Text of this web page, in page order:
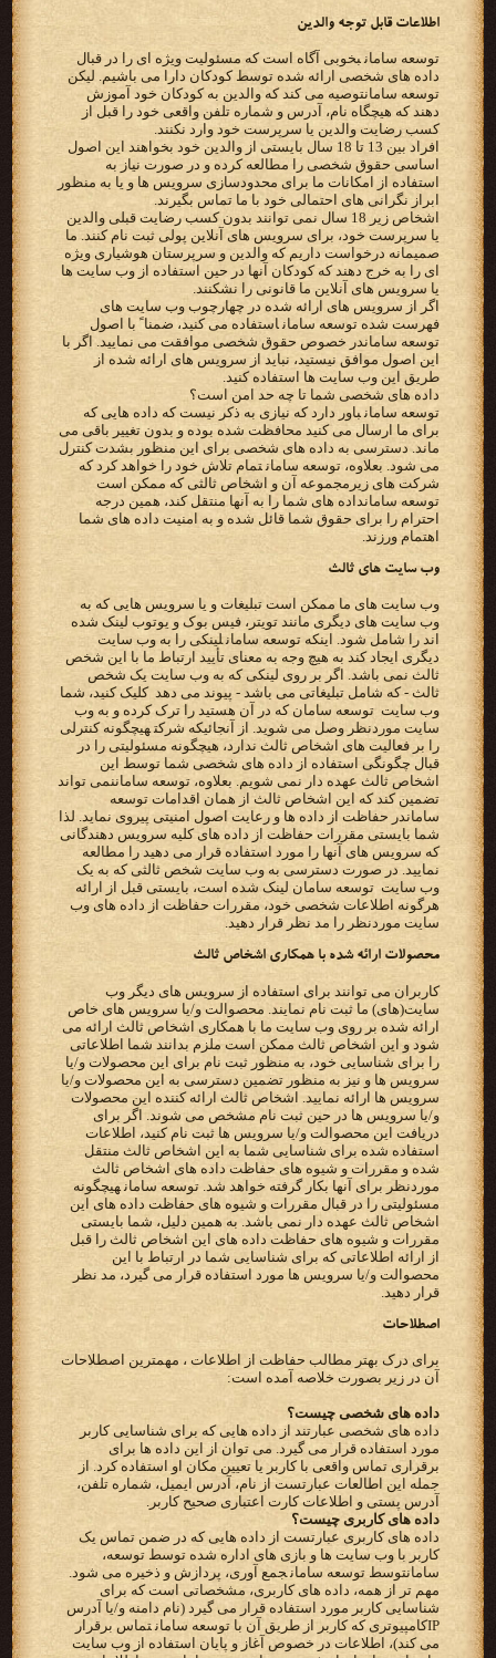
‫اطلاعات قابل توجه والدین‬
‫‪ توسعه سامان‬بخوبی آگاه است که مسئولیت ویژه ای را در قبال
توسعه سامان‬توصیه می کند که والدین به کودکان خود آموزش
دهند که هیچگاه نام، آدرس و شماره تلفن واقعی خود را قبل از
کسب‬ ‫رضایت والدین یا سرپرست خود وارد نکنند.‬
‫افراد بین 13 تا 18 سال بایستی از والدین خود بخواهند این اصول
‫استفاده از امکانات ما برای محدودسازی سرویس ها و یا به منظور
ابراز نگرانی های احتمالی خود با ما تماس بگیرند.‬
‫اشخاص زیر 18 سال نمی توانند بدون کسب رضایت قبلی والدین
یا سرپرست خود، برای سرویس های آنلاین پولی ثبت نام کنند.‬ ‫ما
صمیمانه درخواست داریم که والدین و سرپرستان هوشیاری ویژه
ای را به خرج دهند که کودکان آنها در حین استفاده از وب‬ ‫سایت ها
یا سرویس های آنلاین ما قانونی را نشکنند.‬
‫اگر از سرویس های ارائه شده در چهارچوب وب سایت های
توسعه سامان‬در خصوص حقوق شخصی موافقت می نمایید. اگر با
‫طریق این وب سایت ها استفاده کنید.‬
‫داده های شخصی شما تا چه حد امن است؟‬
‫‪ توسعه سامان‬باور دارد که نیازی به ذکر نیست که داده هایی که
برای ما ارسال می کنید محافظت شده بوده و بدون تغییر باقی‬ ‫می
ماند. دسترسی به داده های شخصی برای این منظور بشدت کنترل
می شود. بعلاوه، ‪ توسعه سامان‬تمام تلاش خود را خواهد‬ ‫کرد که
توسعه سامان‬داده های شما را به آنها منتقل کند، همین‬ ‫درجه
احترام را برای حقوق شما قائل شده و به امنیت داده های شما
اهتمام ورزند.‬
‫وب سایت های ثالث‬
‫وب سایت های ما ممکن است تبلیغات و یا سرویس هایی که به
وب سایت های دیگری مانند تویتر، فیس بوک و یوتوب لینک‬ ‫شده
اند را شامل شود. اینکه ‪ توسعه سامان‬لینکی را به وب سایت
دیگری ایجاد کند به هیچ وجه به معنای تأیید ارتباط ما با این‬ ‫شخص
ثالث نمی باشد. اگر بر روی لینکی که به وب سایت یک شخص
ثالث - که شامل تبلیغاتی می باشد - پیوند می دهد ‬ کلیک ‫کنید، شما
وب سایت ‪ توسعه سامان ‬که در آن هستید را ترک کرده و به وب
سایت موردنظر وصل می شوید. از آنجائیکه‬ ‫‪ شرکت‬هیچگونه کنترلی
را بر فعالیت های اشخاص ثالث ندارد، هیچگونه مسئولیتی را در
قبال چگونگی استفاده از داده‬ ‫های شخصی شما توسط این
اشخاص ثالث عهده دار نمی شویم. بعلاوه، توسعه سامان‬نمی تواند
سامان‬در حفاظت از داده ها و رعایت اصول امنیتی پیروی نماید. لذا
شما بایستی مقررات حفاظت از‬ ‫داده های کلیه سرویس دهندگانی
که سرویس های آنها را مورد استفاده قرار می دهید را مطالعه
نمایید. در صورت دسترسی به‬ ‫وب سایت شخص ثالثی که به یک
وب سایت ‪ توسعه سامان ‬لینک شده است، بایستی قبل از ارائه
هرگونه اطلاعات شخصی خود،‬ ‫مقررات حفاظت از داده های وب
سایت موردنظر را مد نظر قرار دهید.‬
‫محصولات ارائه شده با همکاری اشخاص ثالث‬
‫کاربران می توانند برای استفاده از سرویس های دیگر وب
‫ارائه شده بر روی وب سایت ما با همکاری اشخاص ثالث ارائه می
شود و این اشخاص ثالث ممکن است ملزم بدانند شما‬ ‫اطلاعاتی
را برای شناسایی خود، به منظور ثبت نام برای این محصولات و/یا
سرویس ها و نیز به منظور تضمین دسترسی به‬ ‫این محصولات و/یا
سرویس ها ارائه نمایید. اشخاص ثالث ارائه کننده این محصولات
و/یا سرویس ها در حین ثبت نام مشخص‬ ‫می شوند. اگر برای
دریافت این محصوالت و/یا سرویس ها ثبت نام کنید، اطلاعات
استفاده شده برای شناسایی شما به این‬ ‫اشخاص ثالث منتقل
شده و مقررات و شیوه های حفاظت داده های اشخاص ثالث
موردنظر برای آنها بکار گرفته خواهد شد.‬ ‫‪ توسعه سامان‬هیچگونه
مسئولیتی را در قبال مقررات و شیوه های حفاظت داده های این
اشخاص ثالث عهده دار نمی باشد. به‬ ‫همین دلیل، شما بایستی
مقررات و شیوه های حفاظت داده های این اشخاص ثالث را قبل
از ارائه اطلاعاتی که برای شناسایی شما‬ ‫در ارتباط با این
محصوالت و/یا سرویس ها مورد استفاده قرار می گیرد، مد نظر
قرار دهید.‬
اصطلاحات
برای درک بهتر مطالب حفاظت از اطلاعات ، مهمترین اصطلاحات
آن در زیر بصورت خلاصه آمده است:
داده های شخصی چیست؟
‫داده های شخصی عبارتند از داده هایی که برای شناسایی کاربر
‫برقراری تماس واقعی با کاربر یا تعیین مکان او استفاده کرد. از
‫آدرس پستی و اطلاعات کارت اعتباری صحیح کاربر.‬
‫داده های کاربری چیست؟‬
‫داده های کاربری عبارتست از داده هایی که در ضمن تماس یک
کاربر با وب سایت ها و بازی های اداره شده توسط‬ ‫‪ ،توسعه
سامان‬توسط ‪ توسعه سامان‬جمع آوری، پردازش و ذخیره می شود.
مهم تر از همه، داده های کاربری، مشخصاتی است‬ ‫که برای
IP‬کامپیوتری که کاربر از طریق آن با‬ ‫‪ توسعه سامان‬تماس برقرار
می کند)، اطلاعات در خصوص آغاز و پایان استفاده از وب سایت